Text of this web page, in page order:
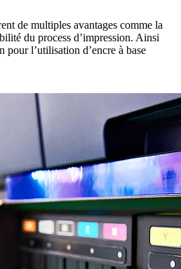
de multiples avantages comme la
du process d’impression. Ainsi
pour l’utilisation d’encre à base